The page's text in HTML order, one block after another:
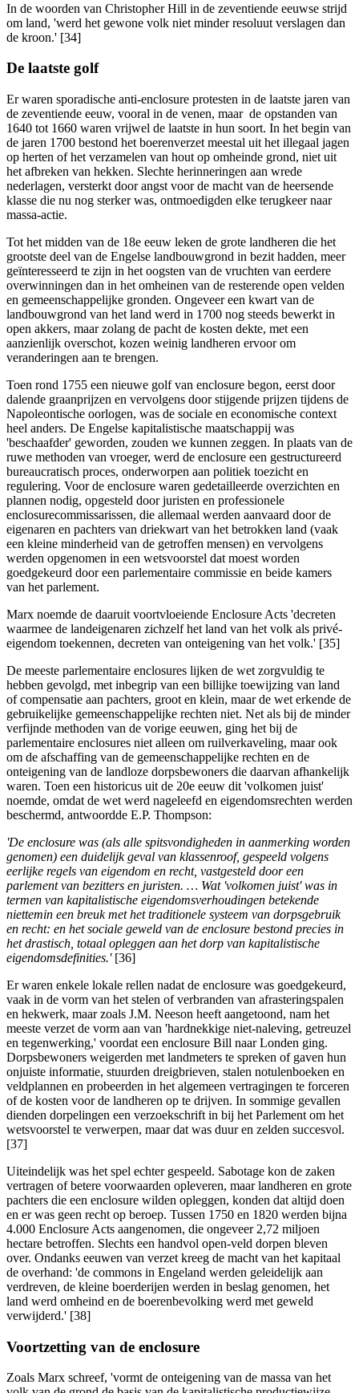
In de woorden van Christopher Hill in de zeventiende eeuwse strijd
om land, 'werd het gewone volk niet minder resoluut verslagen dan
de kroon.' [34]
De laatste golf
Er waren sporadische anti-enclosure protesten in de laatste jaren van
de zeventiende eeuw, vooral in de venen, maar de opstanden van
1640 tot 1660 waren vrijwel de laatste in hun soort. In het begin van
de jaren 1700 bestond het boerenverzet meestal uit het illegaal jagen
op herten of het verzamelen van hout op omheinde grond, niet uit
het afbreken van hekken. Slechte herinneringen aan wrede
nederlagen, versterkt door angst voor de macht van de heersende
klasse die nu nog sterker was, ontmoedigden elke terugkeer naar
massa-actie.
Tot het midden van de 18e eeuw leken de grote landheren die het
grootste deel van de Engelse landbouwgrond in bezit hadden, meer
geïnteresseerd te zijn in het oogsten van de vruchten van eerdere
overwinningen dan in het omheinen van de resterende open velden
en gemeenschappelijke gronden. Ongeveer een kwart van de
landbouwgrond van het land werd in 1700 nog steeds bewerkt in
open akkers, maar zolang de pacht de kosten dekte, met een
aanzienlijk overschot, kozen weinig landheren ervoor om
veranderingen aan te brengen.
Toen rond 1755 een nieuwe golf van enclosure begon, eerst door
dalende graanprijzen en vervolgens door stijgende prijzen tijdens de
Napoleontische oorlogen, was de sociale en economische context
heel anders. De Engelse kapitalistische maatschappij was
'beschaafder' geworden, zouden we kunnen zeggen. In plaats van de
ruwe methoden van vroeger, werd de enclosure een gestructureerd
bureaucratisch proces, onderworpen aan politiek toezicht en
regulering. Voor de enclosure waren gedetailleerde overzichten en
plannen nodig, opgesteld door juristen en professionele
enclosurecommissarissen, die allemaal werden aanvaard door de
eigenaren en pachters van driekwart van het betrokken land (vaak
een kleine minderheid van de getroffen mensen) en vervolgens
werden opgenomen in een wetsvoorstel dat moest worden
goedgekeurd door een parlementaire commissie en beide kamers
van het parlement.
Marx noemde de daaruit voortvloeiende Enclosure Acts 'decreten
waarmee de landeigenaren zichzelf het land van het volk als privé-
eigendom toekennen, decreten van onteigening van het volk.' [35]
De meeste parlementaire enclosures lijken de wet zorgvuldig te
hebben gevolgd, met inbegrip van een billijke toewijzing van land
of compensatie aan pachters, groot en klein, maar de wet erkende de
gebruikelijke gemeenschappelijke rechten niet. Net als bij de minder
verfijnde methoden van de vorige eeuwen, ging het bij de
parlementaire enclosures niet alleen om ruilverkaveling, maar ook
om de afschaffing van de gemeenschappelijke rechten en de
onteigening van de landloze dorpsbewoners die daarvan afhankelijk
waren. Toen een historicus uit de 20e eeuw dit 'volkomen juist'
noemde, omdat de wet werd nageleefd en eigendomsrechten werden
beschermd, antwoordde E.P. Thompson:
'De enclosure was (als alle spitsvondigheden in aanmerking worden
genomen) een duidelijk geval van klassenroof, gespeeld volgens
eerlijke regels van eigendom en recht, vastgesteld door een
parlement van bezitters en juristen. … Wat 'volkomen juist' was in
termen van kapitalistische eigendomsverhoudingen betekende
niettemin een breuk met het traditionele systeem van dorpsgebruik
en recht: en het sociale geweld van de enclosure bestond precies in
het drastisch, totaal opleggen aan het dorp van kapitalistische
eigendomsdefinities.'[36]
Er waren enkele lokale rellen nadat de enclosure was goedgekeurd,
vaak in de vorm van het stelen of verbranden van afrasteringspalen
en hekwerk, maar zoals J.M. Neeson heeft aangetoond, nam het
meeste verzet de vorm aan van 'hardnekkige niet-naleving, getreuzel
en tegenwerking,' voordat een enclosure Bill naar Londen ging.
Dorpsbewoners weigerden met landmeters te spreken of gaven hun
onjuiste informatie, stuurden dreigbrieven, stalen notulenboeken en
veldplannen en probeerden in het algemeen vertragingen te forceren
of de kosten voor de landheren op te drijven. In sommige gevallen
dienden dorpelingen een verzoekschrift in bij het Parlement om het
wetsvoorstel te verwerpen, maar dat was duur en zelden succesvol.
[37]
Uiteindelijk was het spel echter gespeeld. Sabotage kon de zaken
vertragen of betere voorwaarden opleveren, maar landheren en grote
pachters die een enclosure wilden opleggen, konden dat altijd doen
en er was geen recht op beroep. Tussen 1750 en 1820 werden bijna
4.000 Enclosure Acts aangenomen, die ongeveer 2,72 miljoen
hectare betroffen. Slechts een handvol open-veld dorpen bleven
over. Ondanks eeuwen van verzet kreeg de macht van het kapitaal
de overhand: 'de commons in Engeland werden geleidelijk aan
verdreven, de kleine boerderijen werden in beslag genomen, het
land werd omheind en de boerenbevolking werd met geweld
verwijderd.' [38]
Voortzetting van de enclosure
Zoals Marx schreef, 'vormt de onteigening van de massa van het